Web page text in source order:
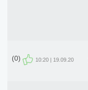
19.09.20 | 10:20
(0)